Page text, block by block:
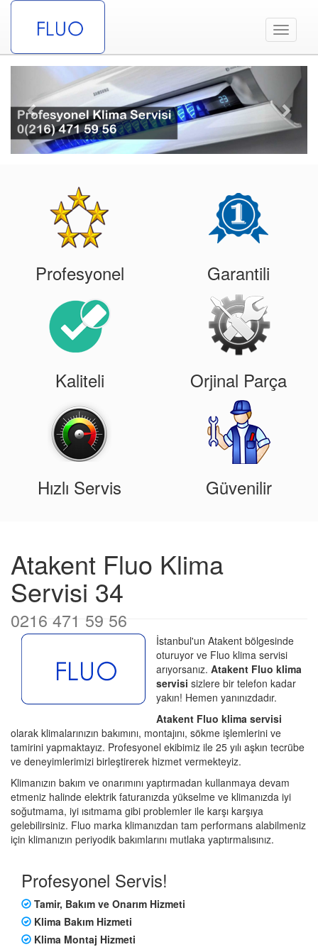
Toggle
Previous Next
Profesyonel Garantili
Kaliteli Orjinal Parça
Hızlı Servis Güvenilir
Atakent Fluo Klima
Servisi 34
0216 471 59 56
İstanbul'un Atakent bölgesinde
oturuyor ve Fluo klima servisi
arıyorsanız. Atakent Fluo klima
servisi sizlere bir telefon kadar
yakın! Hemen yanınızdadır.
Atakent Fluo klima servisi
olarak klimalarınızın bakımını, montajını, sökme işlemlerini ve
tamirini yapmaktayız. Profesyonel ekibimiz ile 25 yılı aşkın tecrübe
ve deneyimlerimizi birleştirerek hizmet vermekteyiz.
Klimanızın bakım ve onarımını yaptırmadan kullanmaya devam
etmeniz halinde elektrik faturanızda yükselme ve klimanızda iyi
soğutmama, iyi ısıtmama gibi problemler ile karşı karşıya
gelebilirsiniz. Fluo marka klimanızdan tam performans alabilmeniz
için klimanızın periyodik bakımlarını mutlaka yaptırmalısınız.
Profesyonel Servis!
Tamir, Bakım ve Onarım Hizmeti
Klima Bakım Hizmeti
Klima Montaj Hizmeti